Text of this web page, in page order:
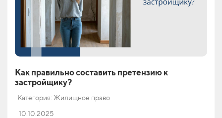
Как правильно составить претензию к
застройщику?
Категория: Жилищное право
10.10.2025